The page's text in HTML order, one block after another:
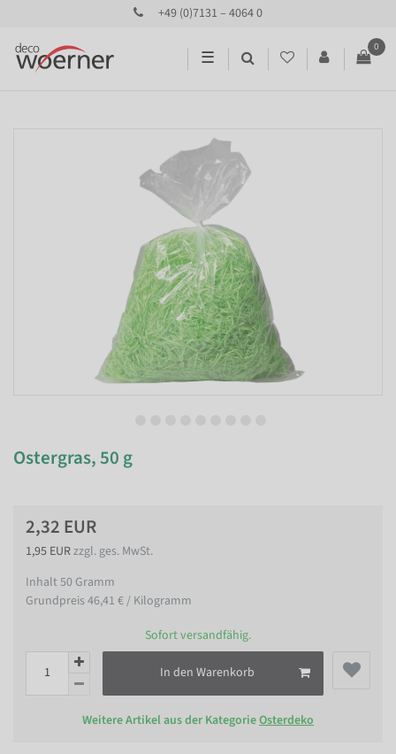
+49 (0)7131 – 4064 0
☰
0
Ostergras, 50 g
2,32 EUR
1,95 EURzzgl. ges. MwSt.
Inhalt50 Gramm
Grundpreis46,41 € / Kilogramm
Sofort versandfähig.
In den Warenkorb
Weitere Artikel aus der KategorieOsterdeko